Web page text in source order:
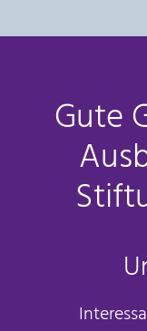
Gute